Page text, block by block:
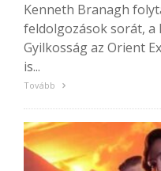
Kenneth Branagh
feldolgozások sorát, a
Gyilkosság az Orient
is...
Tovább